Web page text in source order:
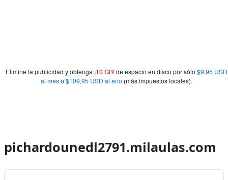
Elimine la publicidad y obtenga ¡10 GB!de espacio en disco por sólo $9,95 USD
al meso $109,95 USD al año (más impuestos locales).
pichardounedl2791.milaulas.com